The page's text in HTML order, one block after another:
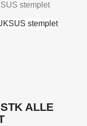
stemplet
ALLE